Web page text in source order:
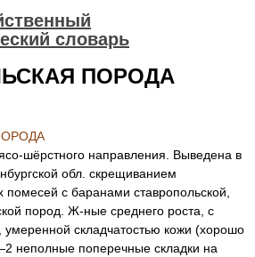
словарь
ПОРОДА
шёрстного направления. Выведена в
обл. скрещиванием
помесей с баранами ставропольской,
пород. Ж-ные среднего роста, с
складчатостью кожи (хорошо
неполные поперечные складки на